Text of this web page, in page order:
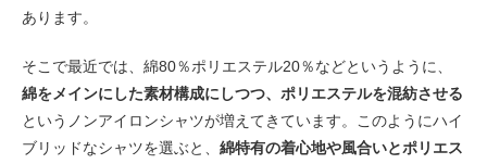
あります。
そこで最近では、綿80％ポリエステル20％などというように、
綿をメインにした素材構成にしつつ、ポリエステルを混紡させる
というノンアイロンシャツが増えてきています。このようにハイ
ブリッドなシャツを選ぶと、 綿特有の着心地や風合いとポリエス